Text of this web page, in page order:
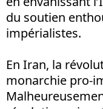
du soutien
impérialistes.
En Iran, la
monarchie pro-